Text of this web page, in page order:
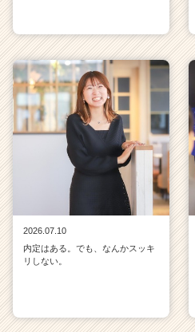
2026.07.10
内定はある。でも、なんかスッキ
リしない。